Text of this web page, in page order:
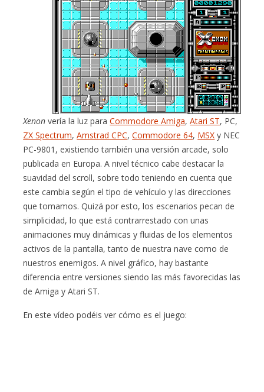
Xenon vería la luz paraCommodore Amiga,Atari ST, PC,
ZX Spectrum,Amstrad CPC,Commodore 64, MSX y NEC
PC-9801, existiendo también una versión arcade, solo
publicada en Europa. A nivel técnico cabe destacar la
suavidad del scroll, sobre todo teniendo en cuenta que
este cambia según el tipo de vehículo y las direcciones
que tomamos. Quizá por esto, los escenarios pecan de
simplicidad, lo que está contrarrestado con unas
animaciones muy dinámicas y fluidas de los elementos
activos de la pantalla, tanto de nuestra nave como de
nuestros enemigos. A nivel gráfico, hay bastante
diferencia entre versiones siendo las más favorecidas las
de Amiga y Atari ST.
En este vídeo podéis ver cómo es el juego: